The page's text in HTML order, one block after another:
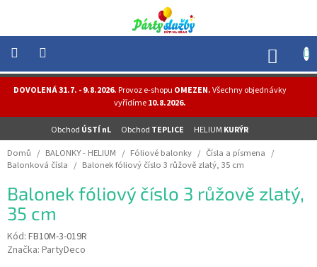
obsah
DOVOLENÁ 31.7. - 9.8.2026.Provoz e-shopu OMEZEN.Všechny objednávky
vyřídíme10.8.2026.
Obchod ÚSTÍ nL Obchod TEPLICE HELIUM KURÝR
NOVINKY
HELIUM
-
OSLAVY
MASKY
-
KOSTÝMY
Domů / BALONKY - HELIUM / Fóliové balonky / Čísla a písmena /
Balonková čísla / Balonek fóliový číslo 3 růžově zlatý, 35 cm
Balonek fóliový číslo 3 růžově zlatý,
35 cm
Kód: FB10M-3-019R
Značka: PartyDeco